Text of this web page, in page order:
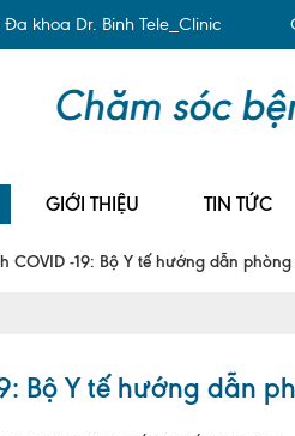
khoa Dr. Binh Tele_Clinic
GIỚI THIỆU TIN TỨC
COVID -19: Bộ Y tế hướng dẫn
Bộ Y tế hướng dẫn